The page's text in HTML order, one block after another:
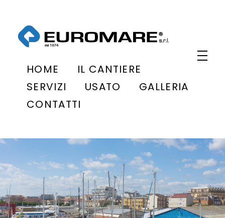
HOME
IL CANTIERE
SERVIZI
USATO
GALLERIA
CONTATTI